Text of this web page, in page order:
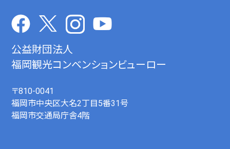
公益財団法人
福岡観光コンベンションビューロー
〒810-0041
福岡市中央区大名2丁目5番31号
福岡市交通局庁舎4階